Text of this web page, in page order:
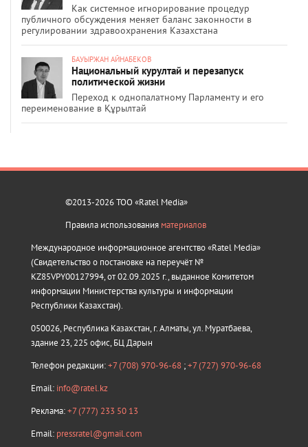
Как системное игнорирование процедур
публичного обсуждения меняет баланс законности в
регулировании здравоохранения Казахстана
БАУЫРЖАН АЙНАБЕКОВ
Национальный курултай и перезапуск
политической жизни
Переход к однопалатному Парламенту и его
переименование в Құрылтай
©2013-2026 ТОО «Ratel Media»
Правила использования материалов
Международное информационное агентство «Ratel Media»
(Свидетельство о постановке на переучёт №
KZ85VPY00127994, от 02.09.2025 г., выданное Комитетом
информации Министерства культуры и информации
Республики Казахстан).
050026, Республика Казахстан, г. Алматы, ул. Муратбаева,
здание 23, 225 офис, БЦ Дарын
Телефон редакции:+7 (708) 970-96-68 ;+7 (727) 970-96-68
Email: info@ratel.kz
Реклама:+7 (777) 233 50 13
Email: pressratel@gmail.com